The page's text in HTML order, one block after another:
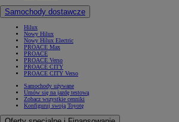
Samochody dostawcze
Hilux
Nowy Hilux
Nowy Hilux Electric
PROACE Max
PROACE
PROACE Verso
PROACE CITY
PROACE CITY Verso
Samochody używane
Umów się na jazdę testową
Zobacz wszystkie cenniki
Konfiguruj swoją Toyotę